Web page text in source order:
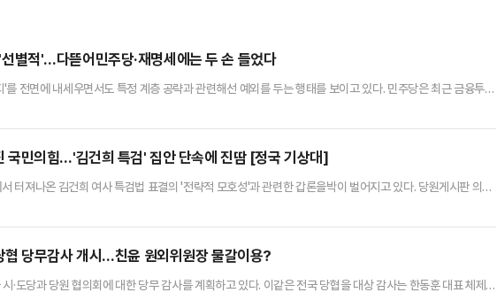
별적'…다뜯어민주당·재명세에는 두 손 들었다
전면에 내세우면서도 특정 계층 공략과 관련해선 예외를 두는 행태를 보이고 있다. 민주당은 최근 금융투자
발이 상당하다.2일 정치권에 따르면 박찬대 민주당 원내대표는 전날 국회 기자회견에서 "깊은 논의 끝에 지금
국민의힘…'김건희 특검' 집안 단속에 진땀 [정국 기상대]
터져나온 김건희 여사 특검법 표결의 '전략적 모호성'과 관련한 갑론을박이 벌어지고 있다. 당원게시판 의혹
팽팽히 맞서고 있어서다.당내에선 김여사 특검법과 관련한 갈등이 지속되는 것이 당에 도움이 되는 측면이
당무감사 개시…친윤 원외위원장 물갈이용?
·도당과 당원 협의회에 대한 당무 감사를 계획하고 있다. 이같은 전국 당협을 대상 감사는 한동훈 대표 체제에